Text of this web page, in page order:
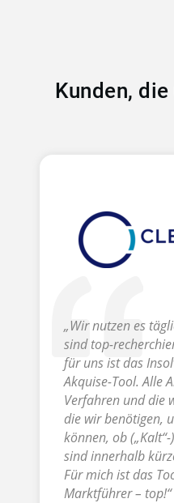
Kunden,
„Wir nutzen es
sind top-
für uns ist das
Akquise-Tool. Alle
Verfahren und die
die wir benötigen,
können, ob
sind innerhalb
Für mich ist das
Marktführer – top!“